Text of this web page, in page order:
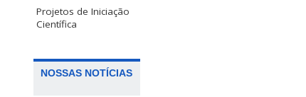
Projetos de Iniciação
Científica
NOSSAS NOTÍCIAS